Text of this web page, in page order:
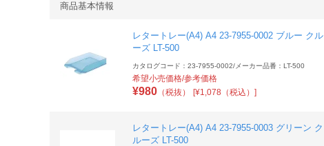
商品基本情報
レタートレー(A4) A4 23-7955-0002 ブルー クル
ーズ LT-500
カタログコード：23-7955-0002/ メーカー品番：LT-500
希望小売価格/参考価格
¥980 （税抜） [¥1,078（税込）]
レタートレー(A4) A4 23-7955-0003 グリーン ク
ルーズ LT-500